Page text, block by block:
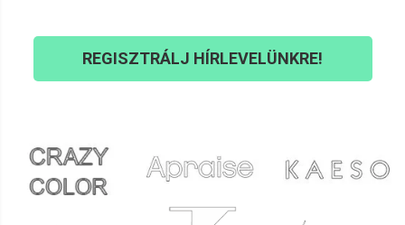
REGISZTRÁLJ HÍRLEVELÜNKRE!